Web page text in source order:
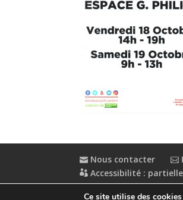
Nous contacter
Accessibilité :
Ce site utilise des